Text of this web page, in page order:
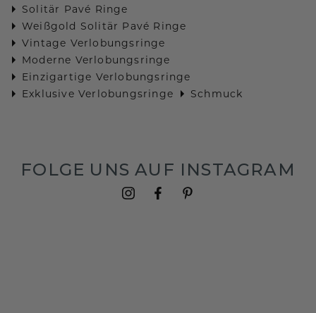
Solitär Pavé Ringe
Weißgold Solitär Pavé Ringe
Vintage Verlobungsringe
Moderne Verlobungsringe
Einzigartige Verlobungsringe
Exklusive Verlobungsringe
Schmuck
FOLGE UNS AUF INSTAGRAM